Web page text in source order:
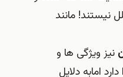
نيستند! مانند
نیز ویژگی ها و
امابه دلایل